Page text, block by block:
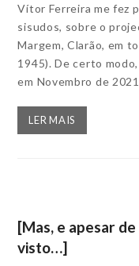
Vítor Ferreira me fez
sisudos, sobre o
Margem, Clarão, em
1945). De certo
em Novembro de
LER MAIS
[Mas, e apesar
visto…]